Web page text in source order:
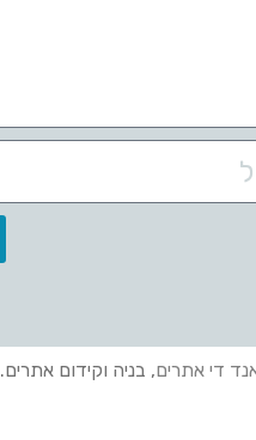
אנד די אתרים, בניה וקידום אתרים.